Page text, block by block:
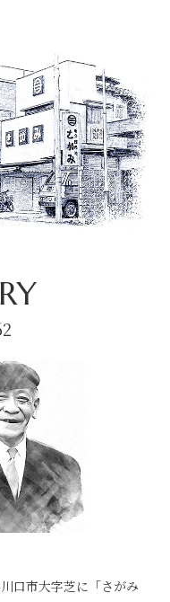
口市大字芝に「さがみ